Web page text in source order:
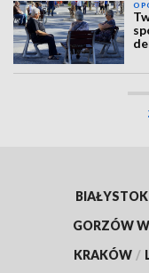
BIAŁYSTOK
GORZÓW
KRAKÓW /